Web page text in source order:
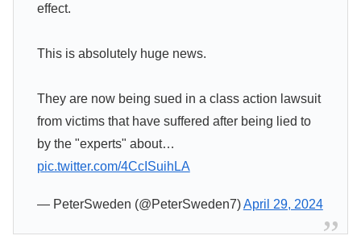
effect.
This is absolutely huge news.
They are now being sued in a class action lawsuit
from victims that have suffered after being lied to
by the "experts" about…
pic.twitter.com/4CcISuihLA
— PeterSweden (@PeterSweden7)April 29, 2024